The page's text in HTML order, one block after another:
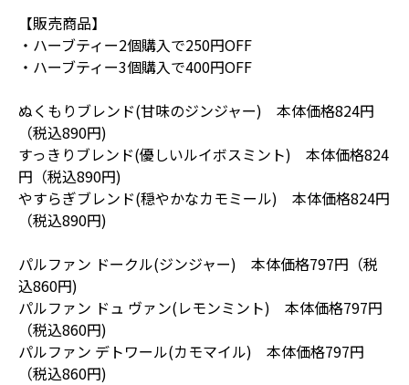
【販売商品】
・ハーブティー2個購入で250円OFF
・ハーブティー3個購入で400円OFF
ぬくもりブレンド(甘味のジンジャー) 本体価格824円
（税込890円)
すっきりブレンド(優しいルイボスミント) 本体価格824
円（税込890円)
やすらぎブレンド(穏やかなカモミール) 本体価格824円
（税込890円)
パルファン ドークル(ジンジャー) 本体価格797円（税
込860円)
パルファン ドュ ヴァン(レモンミント) 本体価格797円
（税込860円)
パルファン デトワール(カモマイル) 本体価格797円
（税込860円)